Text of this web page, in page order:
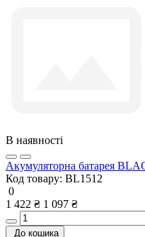
В наявності
Акумуляторна батарея
Код товару: BL1512
0
1 422 ₴ 1 097 ₴
До кошика